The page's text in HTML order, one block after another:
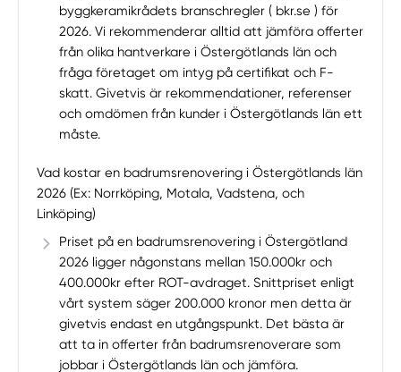
byggkeramikrådets branschregler ( bkr.se ) för
2026. Vi rekommenderar alltid att jämföra offerter
från olika hantverkare i Östergötlands län och
fråga företaget om intyg på certifikat och F-
skatt. Givetvis är rekommendationer, referenser
och omdömen från kunder i Östergötlands län ett
måste.
Vad kostar en badrumsrenovering i Östergötlands län
2026 (Ex: Norrköping, Motala, Vadstena, och
Linköping)
Priset på en badrumsrenovering i Östergötland
2026 ligger någonstans mellan 150.000kr och
400.000kr efter ROT-avdraget. Snittpriset enligt
vårt system säger 200.000 kronor men detta är
givetvis endast en utgångspunkt. Det bästa är
att ta in offerter från badrumsrenoverare som
jobbar i Östergötlands län och jämföra.